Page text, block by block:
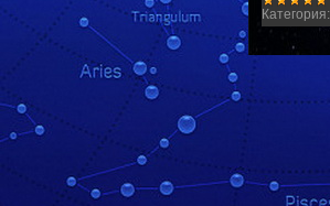
Категория: